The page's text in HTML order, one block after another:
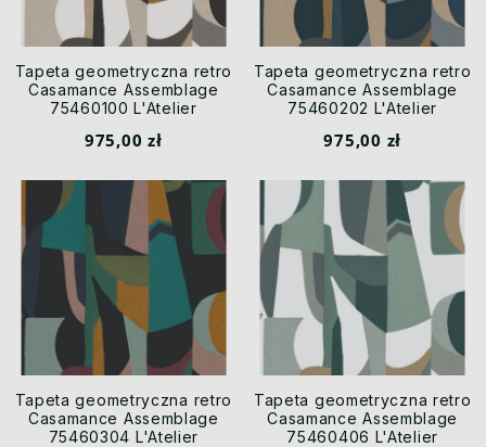
Tapeta geometryczna retro
Casamance Assemblage
75460100 L'Atelier
975,00 zł
Tapeta geometryczna retro
Casamance Assemblage
75460202 L'Atelier
975,00 zł
Tapeta geometryczna retro
Casamance Assemblage
75460304 L'Atelier
Tapeta geometryczna retro
Casamance Assemblage
75460406 L'Atelier